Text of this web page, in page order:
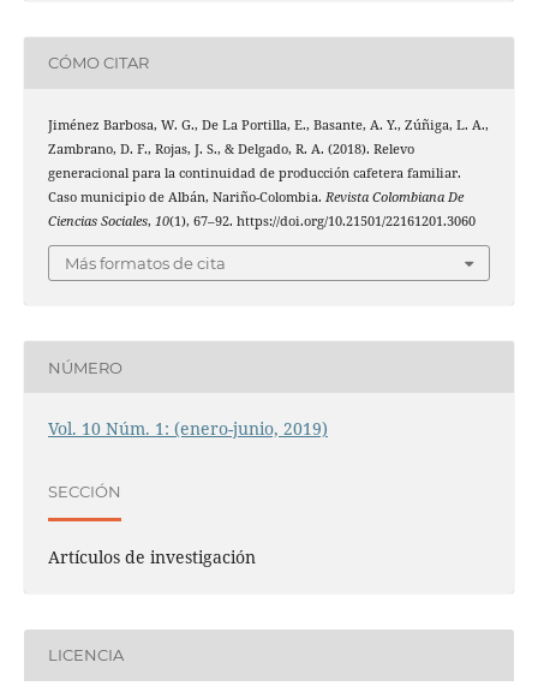
CÓMO CITAR
Jiménez Barbosa, W. G., De La Portilla, E., Basante, A. Y., Zúñiga, L. A.,
Zambrano, D. F., Rojas, J. S., & Delgado, R. A. (2018). Relevo
generacional para la continuidad de producción cafetera familiar.
Caso municipio de Albán, Nariño-Colombia. Revista Colombiana De
Ciencias Sociales, 10(1), 67–92. https://doi.org/10.21501/22161201.3060
Más formatos de cita
NÚMERO
Vol. 10 Núm. 1: (enero-junio, 2019)
SECCIÓN
Artículos de investigación
LICENCIA